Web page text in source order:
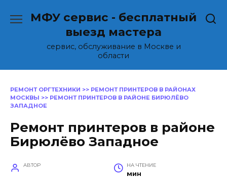
МФУ сервис - бесплатный
выезд мастера
сервис, обслуживание в Москве и
области
РЕМОНТ ОРГТЕХНИКИ >> РЕМОНТ ПРИНТЕРОВ В РАЙОНАХ
МОСКВЫ >> РЕМОНТ ПРИНТЕРОВ В РАЙОНЕ БИРЮЛЁВО
ЗАПАДНОЕ
Ремонт принтеров в районе
Бирюлёво Западное
АВТОР НА ЧТЕНИЕ
мин